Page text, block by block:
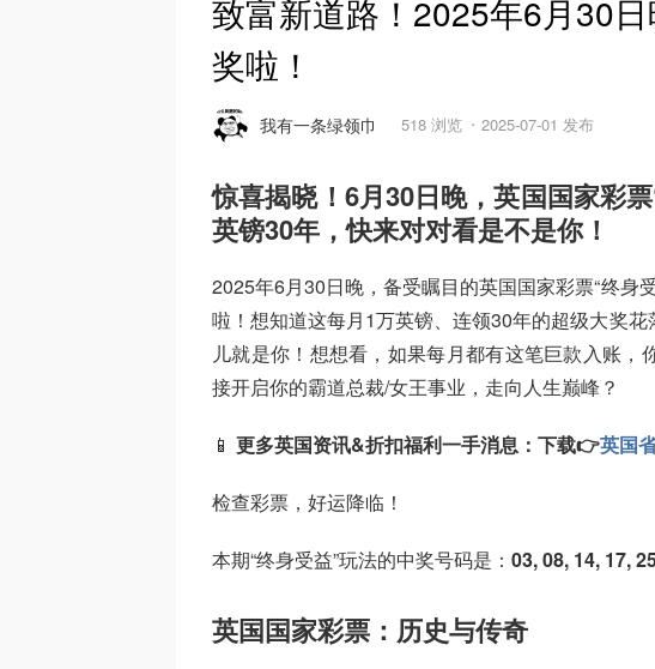
致富新道路！2025年6月30
奖啦！
我有一条绿领巾 518 浏览 2025-07-01 发布
惊喜揭晓！6月30日晚，英国国家彩
英镑30年，快来对对看是不是你！
2025年6月30日晚，备受瞩目的英国国家彩票“终身
啦！想知道这每月1万英镑、连领30年的超级大奖
儿就是你！想想看，如果每月都有这笔巨款入账
接开启你的霸道总裁/女王事业，走向人生巅峰？
📱 更多英国资讯&折扣福利一手消息： 下载👉英国
检查彩票，好运降临！
本期“终身受益”玩法的中奖号码是： 03, 08, 14, 17,
英国国家彩票：历史与传奇